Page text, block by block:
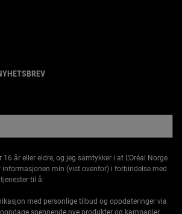
år eller eldre, og jeg samtykker i at L’Oréal Norge
informasjonen min (vist ovenfor) i forbindelse med
til å:
med personlige tilbud og oppdateringer via
spennende nye produkter og kampanjer